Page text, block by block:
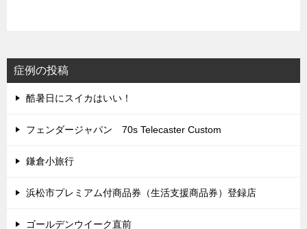
症例の投稿
酷暑日にスイカはいい！
フェンダージャパン 70s Telecaster Custom
鎌倉小旅行
浜松市プレミアム付商品券（生活支援商品券）登録店
ゴールデンウイーク直前